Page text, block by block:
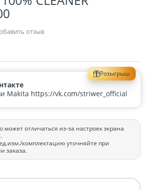
отзыв
Розыгрыш
Makita https://vk.com/striwer_official
может отличаться из-за настроек экрана
комплектацию уточняйте при
заказа.